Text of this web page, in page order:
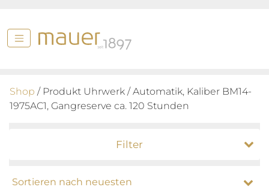
Shop / Produkt Uhrwerk / Automatik, Kaliber BM14-
1975AC1, Gangreserve ca. 120 Stunden
Filter